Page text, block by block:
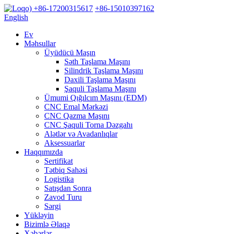
+86-17200315617 +86-15010397162
English
Ev
Məhsullar
Üyüdücü Maşın
Səth Taşlama Maşını
Silindrik Taşlama Maşını
Daxili Taşlama Maşını
Şaquli Taşlama Maşını
Ümumi Qığılcım Maşını (EDM)
CNC Emal Mərkəzi
CNC Qazma Maşını
CNC Şaquli Torna Dəzgahı
Alətlər və Avadanlıqlar
Aksessuarlar
Haqqımızda
Sertifikat
Tətbiq Sahəsi
Logistika
Satışdan Sonra
Zavod Turu
Sərgi
Yükləyin
Bizimlə Əlaqə